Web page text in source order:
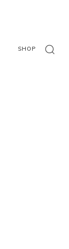
SHOP